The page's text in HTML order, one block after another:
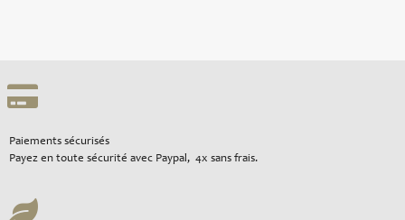
Paiements sécurisés
Payez en toute sécurité avec Paypal, 4x sans frais.